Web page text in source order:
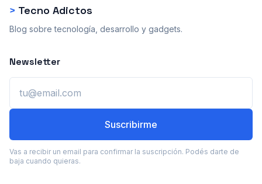
> Tecno Adictos
Blog sobre tecnología, desarrollo y gadgets.
Newsletter
Suscribirme
Vas a recibir un email para confirmar la suscripción. Podés darte de
baja cuando quieras.